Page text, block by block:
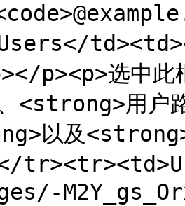
p><p>选中此
<strong>用户
以及